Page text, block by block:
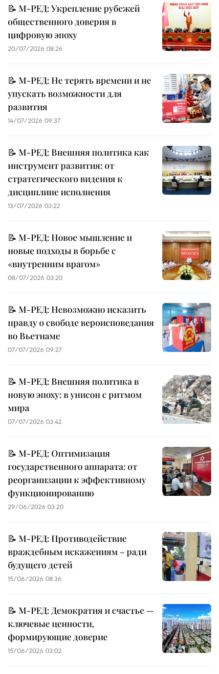
📝 М-РЕД: Укрепление рубежей
общественного доверия в
цифровую эпоху
20/07/2026 08:26
📝 М-РЕД: Не терять времени и не
упускать возможности для
развития
14/07/2026 09:37
📝 М-РЕД: Внешняя политика как
инструмент развития: от
стратегического видения к
дисциплине исполнения
13/07/2026 03:22
📝 М-РЕД: Новое мышление и
новые подходы в борьбе с
«внутренним врагом»
08/07/2026 03:20
📝 М-РЕД: Невозможно исказить
правду о свободе вероисповедания
во Вьетнаме
07/07/2026 09:27
📝 М-РЕД: Внешняя политика в
новую эпоху: в унисон с ритмом
мира
07/07/2026 03:42
📝 М-РЕД: Оптимизация
государственного аппарата: от
реорганизации к эффективному
функционированию
29/06/2026 03:20
📝 М-РЕД: Противодействие
враждебным искажениям – ради
будущего детей
15/06/2026 08:36
📝 М-РЕД: Демократия и счастье —
ключевые ценности,
формирующие доверие
15/06/2026 03:02